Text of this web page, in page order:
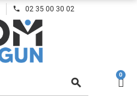
phone 02 35 00 30 02
search
0